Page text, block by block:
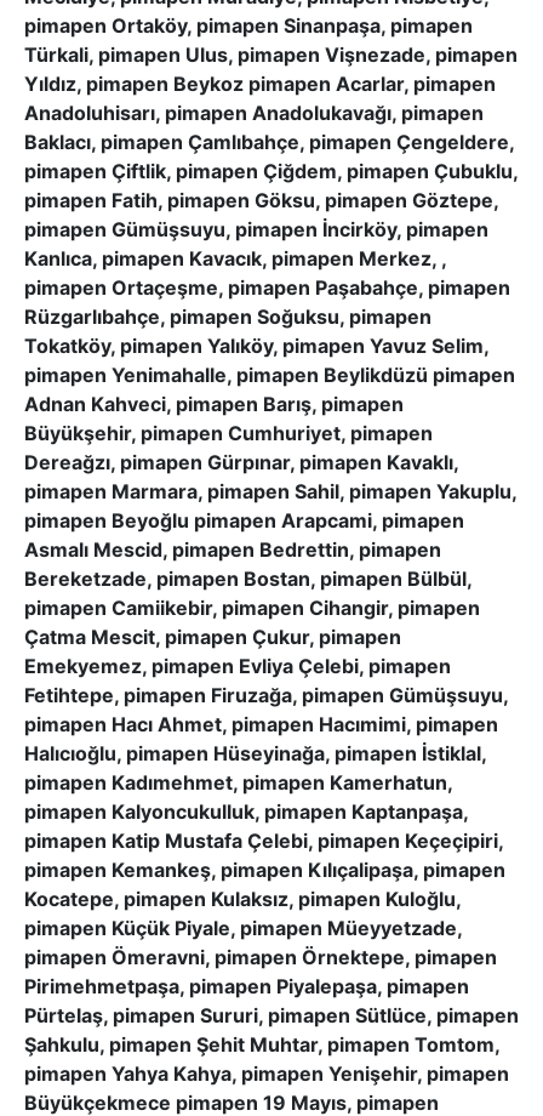
pimapen Ortaköy, pimapen Sinanpaşa, pimapen
Türkali, pimapen Ulus, pimapen Vişnezade, pimapen
Yıldız, pimapen Beykoz pimapen Acarlar, pimapen
Anadoluhisarı, pimapen Anadolukavağı, pimapen
Baklacı, pimapen Çamlıbahçe, pimapen Çengeldere,
pimapen Çiftlik, pimapen Çiğdem, pimapen Çubuklu,
pimapen Fatih, pimapen Göksu, pimapen Göztepe,
pimapen Gümüşsuyu, pimapen İncirköy, pimapen
Kanlıca, pimapen Kavacık, pimapen Merkez, ,
pimapen Ortaçeşme, pimapen Paşabahçe, pimapen
Rüzgarlıbahçe, pimapen Soğuksu, pimapen
Tokatköy, pimapen Yalıköy, pimapen Yavuz Selim,
pimapen Yenimahalle, pimapen Beylikdüzü pimapen
Adnan Kahveci, pimapen Barış, pimapen
Büyükşehir, pimapen Cumhuriyet, pimapen
Dereağzı, pimapen Gürpınar, pimapen Kavaklı,
pimapen Marmara, pimapen Sahil, pimapen Yakuplu,
pimapen Beyoğlu pimapen Arapcami, pimapen
Asmalı Mescid, pimapen Bedrettin, pimapen
Bereketzade, pimapen Bostan, pimapen Bülbül,
pimapen Camiikebir, pimapen Cihangir, pimapen
Çatma Mescit, pimapen Çukur, pimapen
Emekyemez, pimapen Evliya Çelebi, pimapen
Fetihtepe, pimapen Firuzağa, pimapen Gümüşsuyu,
pimapen Hacı Ahmet, pimapen Hacımimi, pimapen
Halıcıoğlu, pimapen Hüseyinağa, pimapen İstiklal,
pimapen Kadımehmet, pimapen Kamerhatun,
pimapen Kalyoncukulluk, pimapen Kaptanpaşa,
pimapen Katip Mustafa Çelebi, pimapen Keçeçipiri,
pimapen Kemankeş, pimapen Kılıçalipaşa, pimapen
Kocatepe, pimapen Kulaksız, pimapen Kuloğlu,
pimapen Küçük Piyale, pimapen Müeyyetzade,
pimapen Ömeravni, pimapen Örnektepe, pimapen
Pirimehmetpaşa, pimapen Piyalepaşa, pimapen
Pürtelaş, pimapen Sururi, pimapen Sütlüce, pimapen
Şahkulu, pimapen Şehit Muhtar, pimapen Tomtom,
pimapen Yahya Kahya, pimapen Yenişehir, pimapen
Büyükçekmece pimapen 19 Mayıs, pimapen